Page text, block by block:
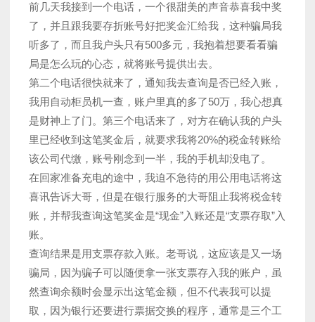
前几天我接到一个电话，一个很甜美的声音恭喜我中奖
了，并且跟我要存折账号好把奖金汇给我，这种骗局我
听多了，而且我户头只有500多元，我抱着想要看看骗
局是怎么玩的心态，就将账号提供出去。
第二个电话很快就来了，通知我去查询是否已经入账，
我用自动柜员机一查，账户里真的多了50万，我心想真
是财神上了门。第三个电话来了，对方在确认我的户头
里已经收到这笔奖金后，就要求我将20%的税金转账给
该公司代缴，账号刚念到一半，我的手机却没电了。
在回家准备充电的途中，我迫不急待的用公用电话将这
喜讯告诉大哥，但是在银行服务的大哥阻止我将税金转
账，并帮我查询这笔奖金是“现金”入账还是“支票存取”入
账。
查询结果是用支票存款入账。老哥说，这应该是又一场
骗局，因为骗子可以随便拿一张支票存入我的账户，虽
然查询余额时会显示出这笔金额，但不代表我可以提
取，因为银行还要进行票据交换的程序，通常是三个工